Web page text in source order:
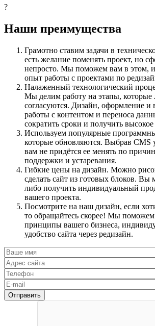
?
Наши преимущества
Грамотно ставим задачи в
есть желание поменять проект, но
непросто. Мы поможем вам в этом,
опыт работы с проектами по
Налаженный технологический
Мы делим работу на этапы, которые
согласуются. Дизайн, оформление и
работы с контентом и переноса
сократить сроки и получить высокое
Используем популярные
которые обновляются. Выбрав CMS
вам не придётся ее менять по
поддержки и устаревания.
Гибкие цены на дизайн. Можно
сделать сайт из готовых блоков. Вы
либо получить индивидуальный
вашего проекта.
Посмотрите на наш дизайн, если
то обращайтесь скорее! Мы поможем
принципы вашего бизнеса,
удобство сайта через редизайн.